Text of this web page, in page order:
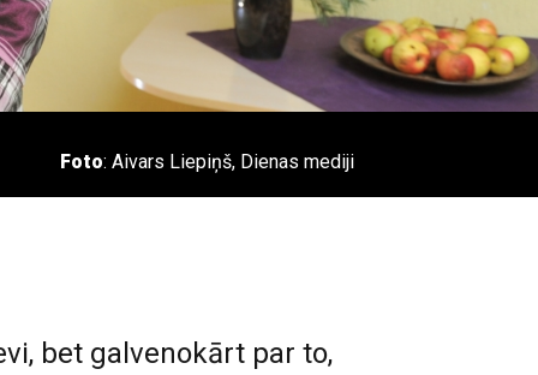
Foto: Aivars Liepiņš, Dienas mediji
bet galvenokārt par to,